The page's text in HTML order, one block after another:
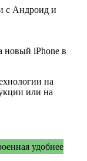
с Андроид и
новый iPhone в
на
или на
удобнее